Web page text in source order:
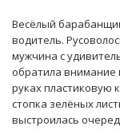
Весёлый
водитель.
мужчина с
обратила внимание
руках пластиковую
стопка зелёных
выстроилась